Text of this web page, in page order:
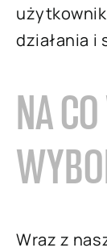
działania i
NA
Wraz z